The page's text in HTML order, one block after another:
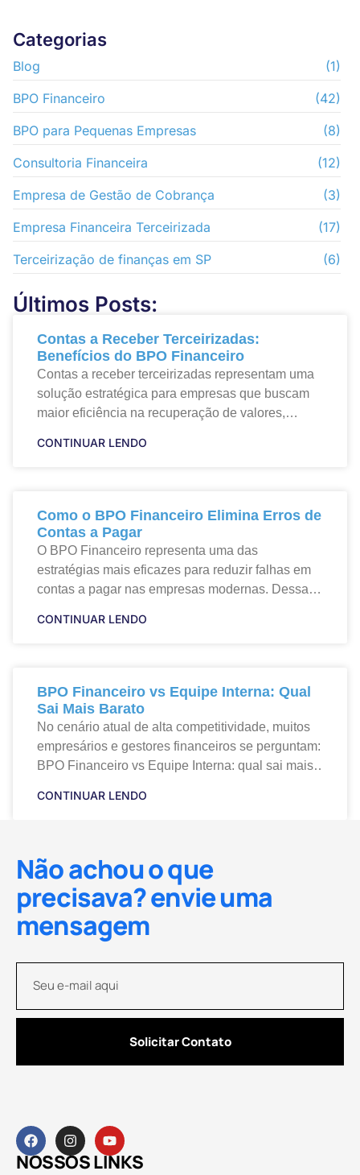
Categorias
Blog
(1)
BPO Financeiro
(42)
BPO para Pequenas Empresas
(8)
Consultoria Financeira
(12)
Empresa de Gestão de Cobrança
(3)
Empresa Financeira Terceirizada
(17)
Terceirização de finanças em SP
(6)
Últimos Posts:
Contas a Receber Terceirizadas:
Benefícios do BPO Financeiro
Contas a receber terceirizadas representam uma
solução estratégica para empresas que buscam
maior eficiência na recuperação de valores,
fluxo de caixa. Dessa forma,
CONTINUAR LENDO
Como o BPO Financeiro Elimina Erros de
Contas a Pagar
O BPO Financeiro representa uma das
estratégias mais eficazes para reduzir falhas em
contas a pagar nas empresas modernas. Dessa
especialistas externos, as organizações
CONTINUAR LENDO
BPO Financeiro vs Equipe Interna: Qual
Sai Mais Barato
No cenário atual de alta competitividade, muitos
empresários e gestores financeiros se perguntam:
BPO Financeiro vs Equipe Interna: qual sai mais
companhia? Essa
CONTINUAR LENDO
Não achou o que
precisava? envie uma
mensagem
Solicitar Contato
NOSSOS LINKS